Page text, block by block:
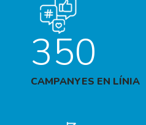
350
CAMPANYES EN LÍNIA